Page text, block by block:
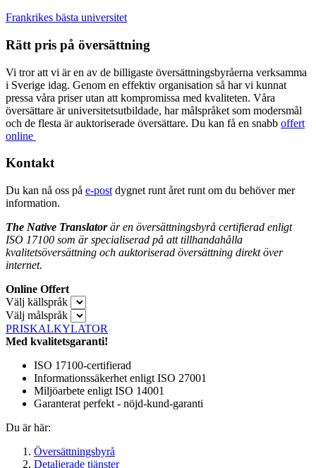
Frankrikes bästa universitet
Rätt pris på översättning
Vi tror att vi är en av de billigaste översättningsbyråerna verksamma
i Sverige idag. Genom en effektiv organisation så har vi kunnat
pressa våra priser utan att kompromissa med kvaliteten. Våra
översättare är universitetsutbildade, har målspråket som modersmål
och de flesta är auktoriserade översättare. Du kan få en snabb offert
online
Kontakt
Du kan nå oss på e-post dygnet runt året runt om du behöver mer
information.
The Native Translatorär en översättningsbyrå certifierad enligt
ISO 17100 som är specialiserad på att tillhandahålla
kvalitetsöversättning och auktoriserad översättning direkt över
internet.
Online Offert
Välj källspråk
Välj målspråk
PRISKALKYLATOR
Med kvalitetsgaranti!
ISO 17100-certifierad
Informationssäkerhet enligt ISO 27001
Miljöarbete enligt ISO 14001
Garanterat perfekt - nöjd-kund-garanti
Du är här:
Översättningsbyrå
Detaljerade tjänster